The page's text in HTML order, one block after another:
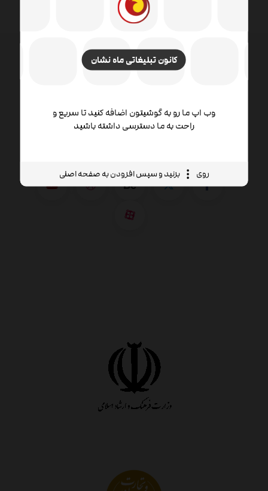
کانون تبلیغاتی ماه نشان
وب اپ ما رو به گوشیتون اضافه کنید تا سریع و
راحت به ما دسترسی داشته باشید
روی بزنید و سپس افزودن به صفحه اصلی
طراحی وب شامل طراحی گرافیک وب ، طراحی رابط ،
نویسندگی از جمله کد استاندارد و نرم افزار اختصاصی ،